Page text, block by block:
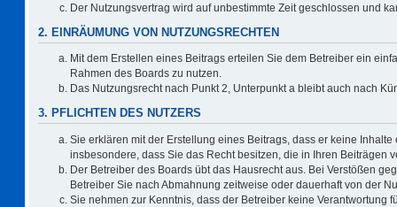
Der Nutzungsvertrag wird auf unbestimmte Zeit geschlossen und
2. EINRÄUMUNG VON NUTZUNGSRECHTEN
Mit dem Erstellen eines Beitrags erteilen Sie dem Betreiber ein
Rahmen des Boards zu nutzen.
Das Nutzungsrecht nach Punkt 2, Unterpunkt a bleibt auch nach
3. PFLICHTEN DES NUTZERS
Sie erklären mit der Erstellung eines Beitrags, dass er keine
insbesondere, dass Sie das Recht besitzen, die in Ihren Beiträgen
Der Betreiber des Boards übt das Hausrecht aus. Bei Verstößen
Betreiber Sie nach Abmahnung zeitweise oder dauerhaft von der
Sie nehmen zur Kenntnis, dass der Betreiber keine Verantwortung